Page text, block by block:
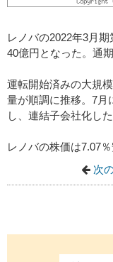
レノバの2022年3月
40億円となった。通
運転開始済みの大規模
量が順調に推移。7月
し、連結子会社化し
レノバの株価は7.07
次